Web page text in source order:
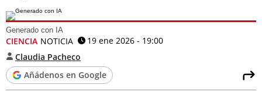
Generado con IA
CIENCIA NOTICIA
19 ene 2026 - 19:00
Claudia Pacheco
Añádenos en Google